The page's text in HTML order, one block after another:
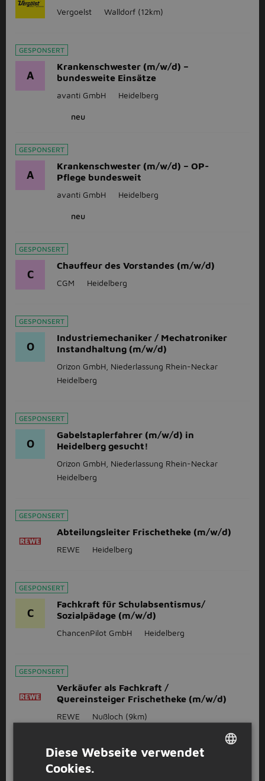
Vergoelst Walldorf (12km)
GESPONSERT
A
Krankenschwester (m/w/d) –
bundesweite Einsätze
avanti GmbH Heidelberg
neu
GESPONSERT
A
Krankenschwester (m/w/d) – OP-
Pflege bundesweit
avanti GmbH Heidelberg
neu
GESPONSERT
C
Chauffeur des Vorstandes (m/w/d)
CGM Heidelberg
GESPONSERT
O
Industriemechaniker / Mechatroniker
Instandhaltung (m/w/d)
Orizon GmbH, Niederlassung Rhein-Neckar
Heidelberg
GESPONSERT
O
Gabelstaplerfahrer (m/w/d) in
Heidelberg gesucht!
Orizon GmbH, Niederlassung Rhein-Neckar
Heidelberg
GESPONSERT
Abteilungsleiter Frischetheke (m/w/d)
REWE Heidelberg
GESPONSERT
C
Fachkraft für Schulabsentismus/
Sozialpädage (m/w/d)
ChancenPilot GmbH Heidelberg
GESPONSERT
Verkäufer als Fachkraft /
Quereinsteiger Frischetheke (m/w/d)
REWE Nußloch (9km)
Diese Webseite verwendet
Cookies.